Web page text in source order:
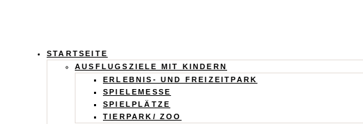
Calistas
Traum
STARTSEITE
AUSFLUGSZIELE MIT KINDERN
ERLEBNIS- UND FREIZEITPARK
SPIELEMESSE
SPIELPLÄTZE
TIERPARK/ ZOO